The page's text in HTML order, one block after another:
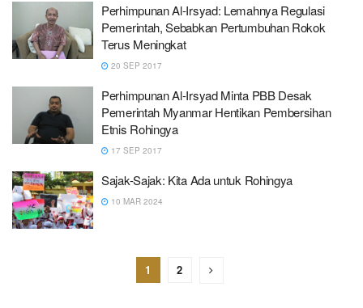
Perhimpunan Al-Irsyad: Lemahnya Regulasi
Pemerintah, Sebabkan Pertumbuhan Rokok
Terus Meningkat
20 SEP 2017
Perhimpunan Al-Irsyad Minta PBB Desak
Pemerintah Myanmar Hentikan Pembersihan
Etnis Rohingya
17 SEP 2017
Sajak-Sajak: Kita Ada untuk Rohingya
10 MAR 2024
1 2